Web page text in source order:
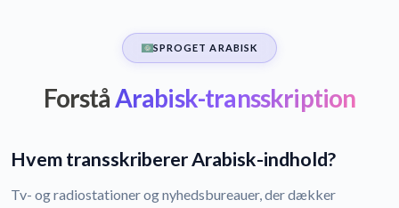
SPROGET ARABISK
ForståArabisk-transskription
Hvem transskriberer Arabisk-indhold?
Tv- og radiostationer og nyhedsbureauer, der dækker